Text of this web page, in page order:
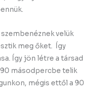
velük
meg őket. Így
Így jön létre a társad
másodpercbe telik
mégis ettől a 90